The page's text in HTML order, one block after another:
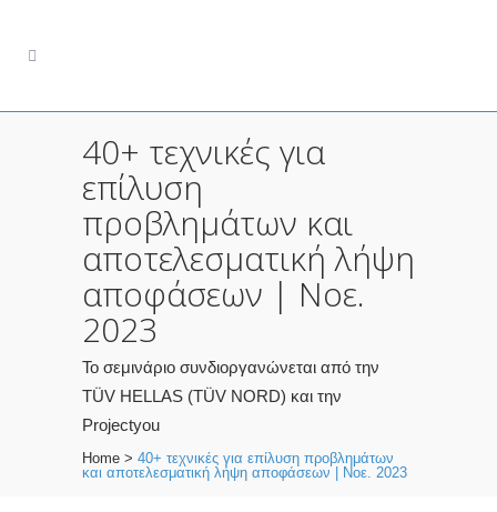
40+ τεχνικές για
επίλυση
προβλημάτων και
αποτελεσματική λήψη
αποφάσεων | Νοε.
2023
Το σεμινάριο συνδιοργανώνεται από την
TÜV HELLAS (TÜV NORD) και την
Projectyou
Home > 40+ τεχνικές για επίλυση προβλημάτων
και αποτελεσματική λήψη αποφάσεων | Νοε. 2023